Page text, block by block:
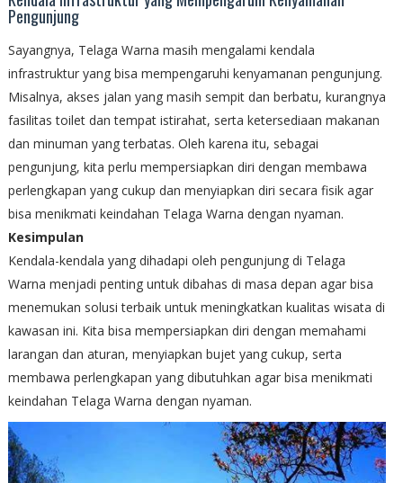
Pengunjung
Sayangnya, Telaga Warna masih mengalami kendala
infrastruktur yang bisa mempengaruhi kenyamanan pengunjung.
Misalnya, akses jalan yang masih sempit dan berbatu, kurangnya
fasilitas toilet dan tempat istirahat, serta ketersediaan makanan
dan minuman yang terbatas. Oleh karena itu, sebagai
pengunjung, kita perlu mempersiapkan diri dengan membawa
perlengkapan yang cukup dan menyiapkan diri secara fisik agar
bisa menikmati keindahan Telaga Warna dengan nyaman.
Kesimpulan
Kendala-kendala yang dihadapi oleh pengunjung di Telaga
Warna menjadi penting untuk dibahas di masa depan agar bisa
menemukan solusi terbaik untuk meningkatkan kualitas wisata di
kawasan ini. Kita bisa mempersiapkan diri dengan memahami
larangan dan aturan, menyiapkan bujet yang cukup, serta
membawa perlengkapan yang dibutuhkan agar bisa menikmati
keindahan Telaga Warna dengan nyaman.